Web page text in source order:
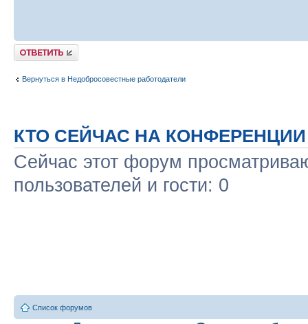
Ответить
Вернуться в Недобросовестные работодатели
КТО СЕЙЧАС НА КОНФЕРЕНЦИИ
Сейчас этот форум
пользователей и гости: 0
Список форумов